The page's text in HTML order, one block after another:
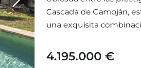
Next
Cascada de Camoján,
una exquisita
4.195.000 €